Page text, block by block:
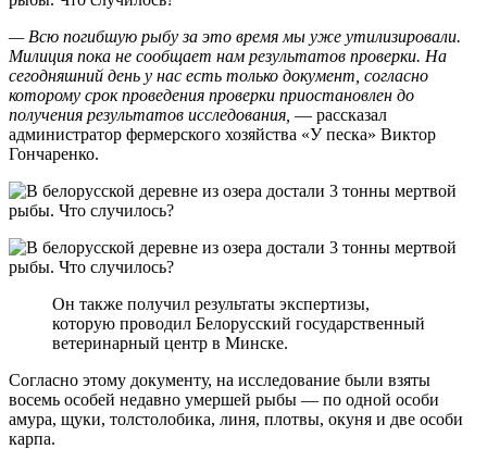
— Всю погибшую рыбу за это время мы уже утилизировали.
Милиция пока не сообщает нам результатов проверки. На
сегодняшний день у нас есть только документ, согласно
которому срок проведения проверки приостановлен до
получения результатов исследования, — рассказал
администратор фермерского хозяйства «У песка» Виктор
Гончаренко.
Он также получил результаты экспертизы,
которую проводил Белорусский государственный
ветеринарный центр в Минске.
Согласно этому документу, на исследование были взяты
восемь особей недавно умершей рыбы — по одной особи
амура, щуки, толстолобика, линя, плотвы, окуня и две особи
карпа.